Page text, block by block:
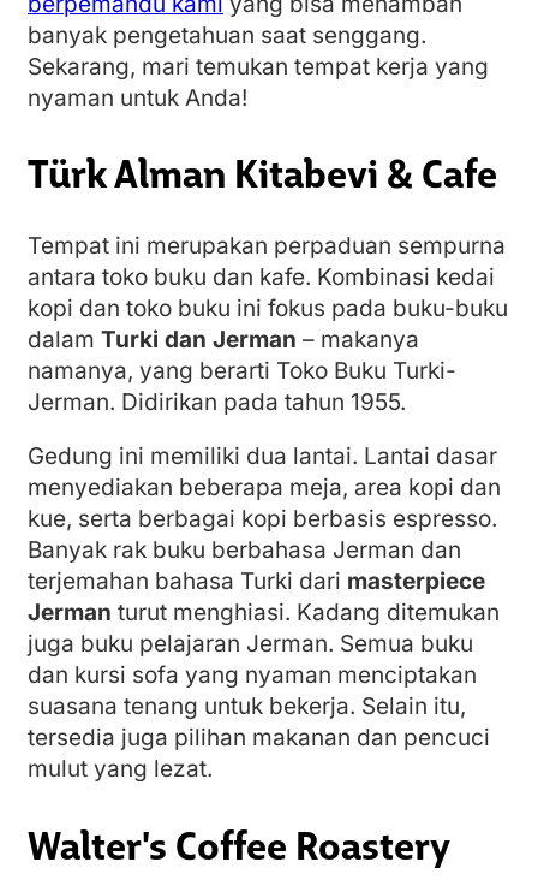
banyak pengetahuan saat senggang.
Sekarang, mari temukan tempat kerja yang
nyaman untuk Anda!
Türk Alman Kitabevi & Cafe
Tempat ini merupakan perpaduan sempurna
antara toko buku dan kafe. Kombinasi kedai
kopi dan toko buku ini fokus pada buku-buku
dalam Turki dan Jerman – makanya
namanya, yang berarti Toko Buku Turki-
Jerman. Didirikan pada tahun 1955.
Gedung ini memiliki dua lantai. Lantai dasar
menyediakan beberapa meja, area kopi dan
kue, serta berbagai kopi berbasis espresso.
Banyak rak buku berbahasa Jerman dan
terjemahan bahasa Turki dari masterpiece
Jerman turut menghiasi. Kadang ditemukan
juga buku pelajaran Jerman. Semua buku
dan kursi sofa yang nyaman menciptakan
suasana tenang untuk bekerja. Selain itu,
tersedia juga pilihan makanan dan pencuci
mulut yang lezat.
Walter's Coffee Roastery